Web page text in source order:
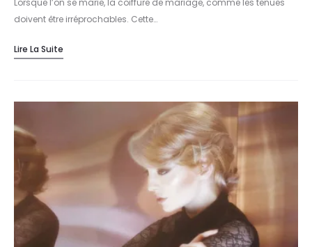
Lorsque l’on se marie, la coiffure de mariage, comme les tenues
doivent être irréprochables. Cette…
Lire La Suite